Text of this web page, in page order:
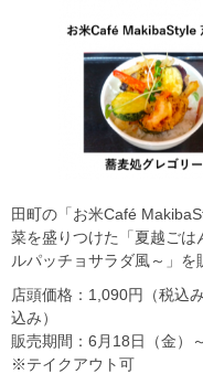
田町の「お米Café
菜を盛りつけた「夏越ごは
ルパッチョサラダ風～」を
店頭価格：1,090円（税込
込み）
販売期間：6月18日（金
※テイクアウト可